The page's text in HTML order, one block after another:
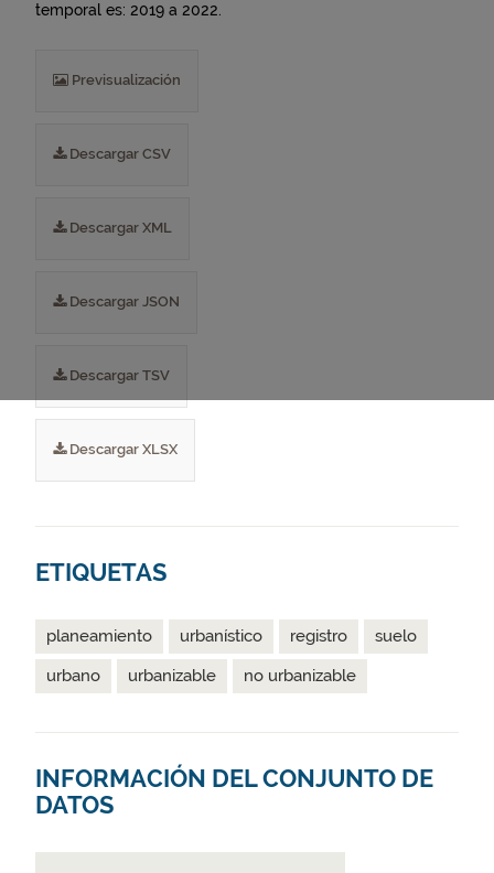
temporal es: 2019 a 2022.
Previsualización
Descargar CSV
Descargar XML
Descargar JSON
Descargar TSV
Descargar XLSX
ETIQUETAS
planeamiento urbanístico registro
suelo
urbano
urbanizable no urbanizable
INFORMACIÓN DEL CONJUNTO DE
DATOS